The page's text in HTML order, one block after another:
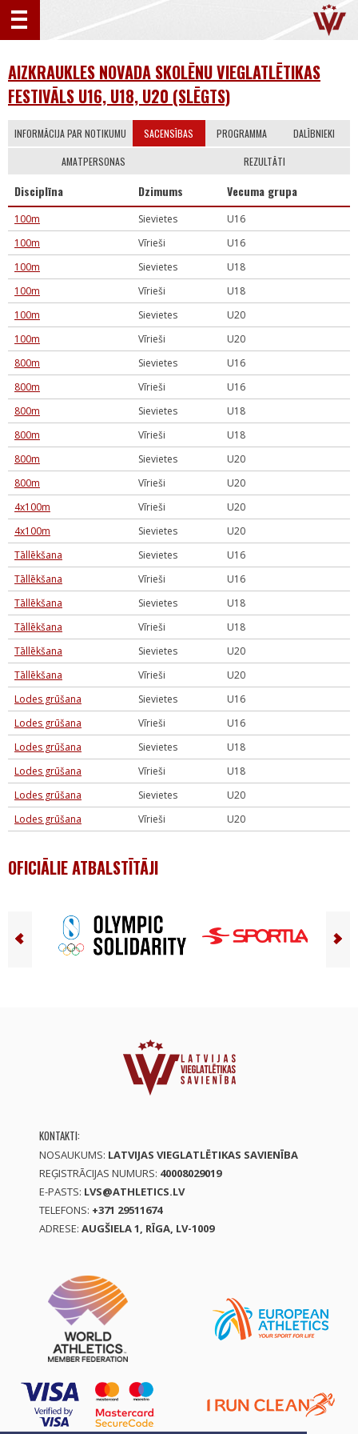
AIZKRAUKLES NOVADA SKOLĒNU VIEGLATLĒTIKAS
FESTIVĀLS U16, U18, U20 (SLĒGTS)
INFORMĀCIJA PAR NOTIKUMU SACENSĪBAS PROGRAMMA DALĪBNIEKI
AMATPERSONAS REZULTĀTI
Disciplīna Dzimums Vecuma grupa
100m Sievietes
U16
100m
Vīrieši
U16
100m
Sievietes
U18
100m
Vīrieši
U18
100m
Sievietes
U20
100m
Vīrieši
U20
800m
Sievietes
U16
800m
Vīrieši
U16
800m
Sievietes
U18
800m
Vīrieši
U18
800m
Sievietes
U20
800m
Vīrieši
U20
4x100m
Vīrieši
U20
4x100m
Sievietes
U20
Tāllēkšana
Sievietes
U16
Tāllēkšana
Vīrieši
U16
Tāllēkšana
Sievietes
U18
Tāllēkšana
Vīrieši
U18
Tāllēkšana
Sievietes
U20
Tāllēkšana
Vīrieši
U20
Lodes grūšana
Sievietes
U16
Lodes grūšana
Vīrieši
U16
Lodes grūšana
Sievietes
U18
Lodes grūšana
Vīrieši
U18
Lodes grūšana
Sievietes
U20
Lodes grūšana
Vīrieši U20
OFICIĀLIE ATBALSTĪTĀJI
KONTAKTI:
NOSAUKUMS: LATVIJAS VIEGLATLĒTIKAS SAVIENĪBA
REĢISTRĀCIJAS NUMURS: 40008029019
E-PASTS: LVS@ATHLETICS.LV
TELEFONS: +371 29511674
ADRESE: AUGŠIELA 1, RĪGA, LV-1009